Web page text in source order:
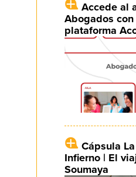
Accede al
Abogados
plataforma
Cápsula
Infierno | El
Soumaya